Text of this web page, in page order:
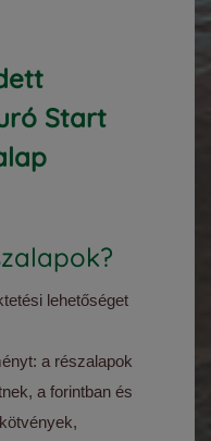
Start
lehetőséget
a részalapok
a forintban és